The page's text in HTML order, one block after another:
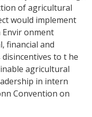
of agricultural
would implement
Envir onment
financial and
to t he
agricultural
in intern
Convention on